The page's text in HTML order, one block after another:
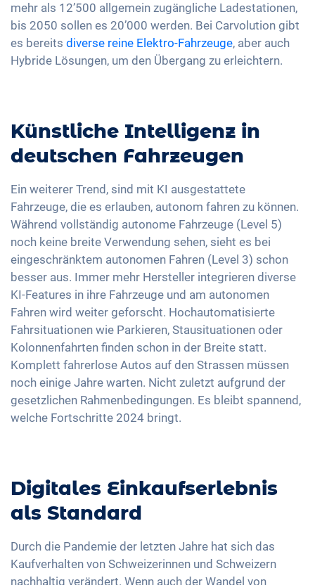
mehr als 12’500 allgemein zugängliche Ladestationen,
bis 2050 sollen es 20’000 werden. Bei Carvolution gibt
es bereits diverse reine Elektro-Fahrzeuge, aber auch
Hybride Lösungen, um den Übergang zu erleichtern.
Künstliche Intelligenz in
deutschen Fahrzeugen
Ein weiterer Trend, sind mit KI ausgestattete
Fahrzeuge, die es erlauben, autonom fahren zu können.
Während vollständig autonome Fahrzeuge (Level 5)
noch keine breite Verwendung sehen, sieht es bei
eingeschränktem autonomen Fahren (Level 3) schon
besser aus. Immer mehr Hersteller integrieren diverse
KI-Features in ihre Fahrzeuge und am autonomen
Fahren wird weiter geforscht. Hochautomatisierte
Fahrsituationen wie Parkieren, Stausituationen oder
Kolonnenfahrten finden schon in der Breite statt.
Komplett fahrerlose Autos auf den Strassen müssen
noch einige Jahre warten. Nicht zuletzt aufgrund der
gesetzlichen Rahmenbedingungen. Es bleibt spannend,
welche Fortschritte 2024 bringt.
Digitales Einkaufserlebnis
als Standard
Durch die Pandemie der letzten Jahre hat sich das
Kaufverhalten von Schweizerinnen und Schweizern
nachhaltig verändert. Wenn auch der Wandel von